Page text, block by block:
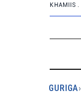
KHAMIIS .
GURIGA›